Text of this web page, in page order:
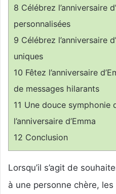
8 Célébrez l’anniversaire
personnalisées
9 Célébrez l’anniversaire
uniques
10 Fêtez l’anniversaire
de messages hilarants
11 Une douce symphonie
l’anniversaire d’Emma
12 Conclusion
Lorsqu’il s’agit de
à une personne chère,